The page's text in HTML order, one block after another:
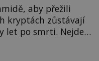
aby přežili
kryptách zůstávají
smrti. Nejde
ani o černou
příroda, a